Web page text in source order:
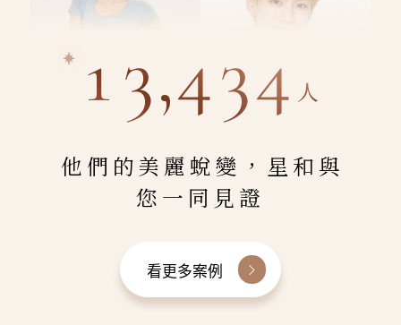
13,434 人
他們的美麗蛻變，星和與
您一同見證
看更多案例